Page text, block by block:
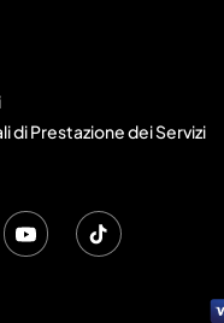
di Prestazione dei Servizi